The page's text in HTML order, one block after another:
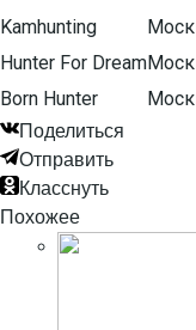
Kamhunting
Hunter For Dream
Born Hunter
Поделиться
Отправить
Класснуть
Похожее